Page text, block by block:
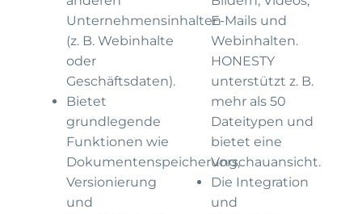
Unternehmensinhalten
(z. B. Webinhalte
oder
Geschäftsdaten).
Bietet
grundlegende
Funktionen wie
Dokumentenspeicherung,
Versionierung
und
E-Mails und
Webinhalten.
HONESTY
unterstützt z. B.
mehr als 50
Dateitypen und
bietet eine
Vorschauansicht.
Die Integration
und